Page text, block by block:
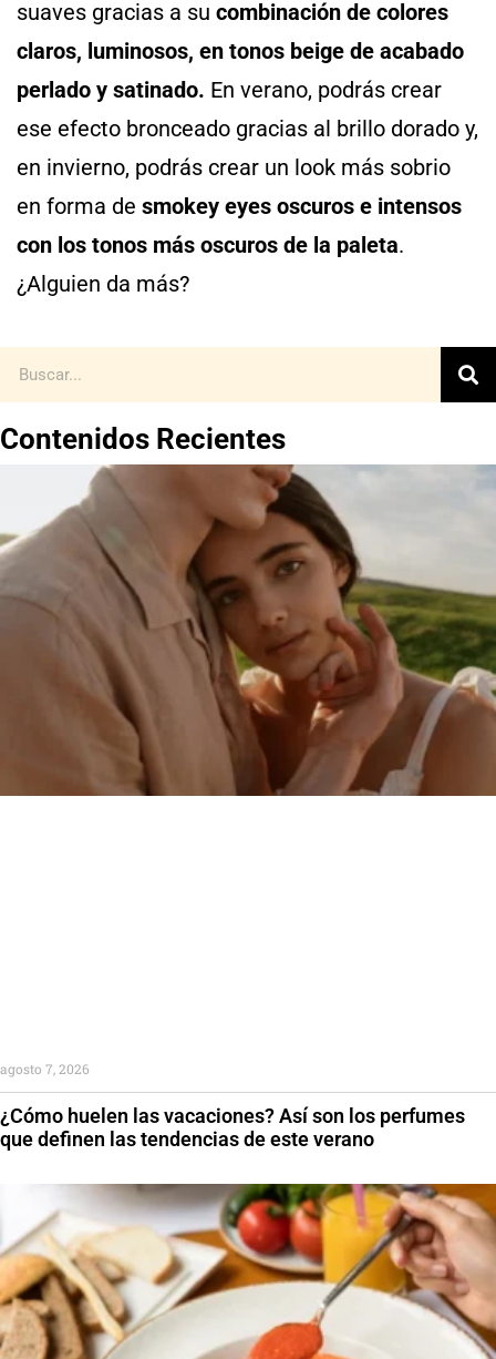
suaves gracias a su combinación de colores
claros, luminosos, en tonos beige de acabado
perlado y satinado. En verano, podrás crear
ese efecto bronceado gracias al brillo dorado y,
en invierno, podrás crear un look más sobrio
en forma de smokey eyes oscuros e intensos
con los tonos más oscuros de la paleta.
¿Alguien da más?
Contenidos Recientes
¿Cómo huelen las vacaciones? Así son los perfumes
que definen las tendencias de este verano
agosto 7, 2026